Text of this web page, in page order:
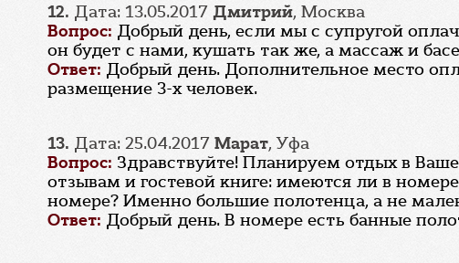
12. Дата: 13.05.2017 Дмитрий, Москва
Вопрос: Добрый день, если мы с супругой
он будет с нами, кушать так же, а массаж и
Ответ: Добрый день. Дополнительное место
размещение 3-х человек.
13. Дата: 25.04.2017 Марат, Уфа
Вопрос: Здравствуйте! Планируем отдых в
отзывам и гостевой книге: имеются ли в
номере? Именно большие полотенца, а не
Ответ: Добрый день. В номере есть банные